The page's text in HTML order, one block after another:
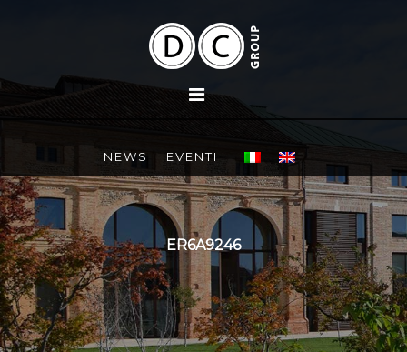
NEWS EVENTI
ER6A9246